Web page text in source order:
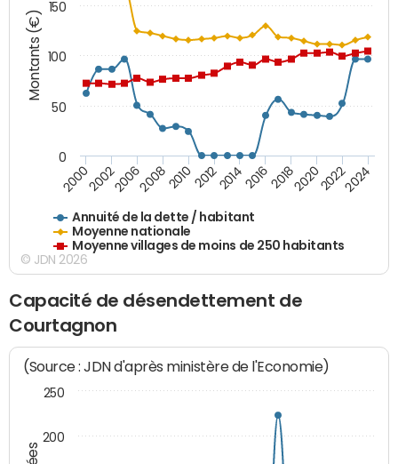
Montants (€)
Annuité de la dette / habitant
Moyenne nationale
Moyenne villages de moins de 250 habitants
200020022006200820102012201420162018202020222024
0
50
100
150
© JDN 2026
Capacité de désendettement de
Courtagnon
(Source : JDN d'après ministère de l'Economie)
200
250